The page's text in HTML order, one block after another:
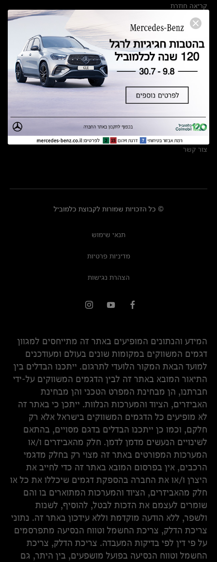
קריאה חוזרת
הודעה על הטבות לרכבי מרצדס בהסדר פשרה בתצ 56447-02-19
תקנון ימי מכירות 120 לכלמוביל
מצאו אותנו
אולמות תצוגה
מרכזי שירות
צור קשר
© כל הזכויות שמורות לקבוצת כלמוביל
תנאי שימוש
מדיניות פרטיות
הצהרת נגישות
המידע והנתונים המופיעים באתר זה מתייחסים למגוון
דגמים המשווקים במקומות שונים בעולם ומעודכנים
למועד הבאת המקור הלועדי לתרגום. ייתכנו הבדלים בין
התיאור המובא באתר זה לבין הדגמים המשווקים על-ידי
חברתנו, הן מבחינת המפרט הטכני והן מבחינת
האביזרים, הציוד והמערכות הנלוות. ייתכן כי באתר זה
לא מופיעים כל הדגמים המשווקים בישראל אלא רק
חלקם, וכמו כן ייתכנו הבדלים בדגם מסויים, בהתאם
לשינויים הנעשים מדמן לדמן. חלק מהאביזרים ו/או
המערכות המפורטים באתר זה מצוי רק בחלק מדגמי
הרכבים, אין בפרסום המובא באתר זה כדי לחייב את
היצרן ו/או את החברה בהספקת דגמים שיכללו את כל או
חלק מהאביזרים, הציוד והמערכות המתוארים בו והם
שומרים לעצמם את הזכות לבטל, להוסיף, לשנות
ולשפר, ללא הודעה מוקדמת וללא עידכון באתר זה. נתוני
צריכת הדלק, צריכת החשמל וטווח הנסיעה מתפרסמים
על פי דין לפי בדיקות המעבדה. צריכת הדלק, צריכת
החשמל וטווח הנסיעה בפועל מושפעים, בין היתר, גם